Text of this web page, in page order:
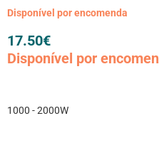
Disponível por encomenda
17.50€
Disponível por
1000 - 2000W